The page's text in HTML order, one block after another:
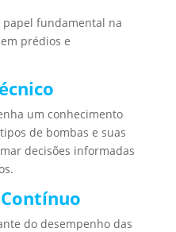
fundamental na
prédios e
um conhecimento
de bombas e suas
decisões informadas
do desempenho das